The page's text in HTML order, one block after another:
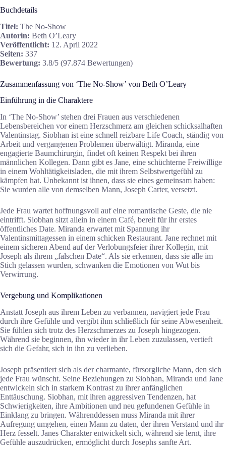
Buchdetails
Titel: The No-Show
Autorin: Beth O’Leary
Veröffentlicht: 12. April 2022
Seiten: 337
Bewertung: 3.8/5 (97.874 Bewertungen)
Zusammenfassung von ‘The No-Show’ von Beth O’Leary
Einführung in die Charaktere
In ‘The No-Show’ stehen drei Frauen aus verschiedenen
Lebensbereichen vor einem Herzschmerz am gleichen schicksalhaften
Valentinstag. Siobhan ist eine schnell reizbare Life Coach, ständig von
Arbeit und vergangenen Problemen überwältigt. Miranda, eine
engagierte Baumchirurgin, findet oft keinen Respekt bei ihren
männlichen Kollegen. Dann gibt es Jane, eine schüchterne Freiwillige
in einem Wohltätigkeitsladen, die mit ihrem Selbstwertgefühl zu
kämpfen hat. Unbekannt ist ihnen, dass sie eines gemeinsam haben:
Sie wurden alle von demselben Mann, Joseph Carter, versetzt.
Jede Frau wartet hoffnungsvoll auf eine romantische Geste, die nie
eintrifft. Siobhan sitzt allein in einem Café, bereit für ihr erstes
öffentliches Date. Miranda erwartet mit Spannung ihr
Valentinsmittagessen in einem schicken Restaurant. Jane rechnet mit
einem sicheren Abend auf der Verlobungsfeier ihrer Kollegin, mit
Joseph als ihrem „falschen Date“. Als sie erkennen, dass sie alle im
Stich gelassen wurden, schwanken die Emotionen von Wut bis
Verwirrung.
Vergebung und Komplikationen
Anstatt Joseph aus ihrem Leben zu verbannen, navigiert jede Frau
durch ihre Gefühle und vergibt ihm schließlich für seine Abwesenheit.
Sie fühlen sich trotz des Herzschmerzes zu Joseph hingezogen.
Während sie beginnen, ihn wieder in ihr Leben zuzulassen, vertieft
sich die Gefahr, sich in ihn zu verlieben.
Joseph präsentiert sich als der charmante, fürsorgliche Mann, den sich
jede Frau wünscht. Seine Beziehungen zu Siobhan, Miranda und Jane
entwickeln sich in starkem Kontrast zu ihrer anfänglichen
Enttäuschung. Siobhan, mit ihren aggressiven Tendenzen, hat
Schwierigkeiten, ihre Ambitionen und neu gefundenen Gefühle in
Einklang zu bringen. Währenddessen muss Miranda mit ihrer
Aufregung umgehen, einen Mann zu daten, der ihren Verstand und ihr
Herz fesselt. Janes Charakter entwickelt sich, während sie lernt, ihre
Gefühle auszudrücken, ermöglicht durch Josephs sanfte Art.